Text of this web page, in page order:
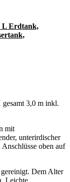
L Erdtank,
3,0 m inkl.
mit
unterirdischer
oben auf
Dem Alter
Leichte